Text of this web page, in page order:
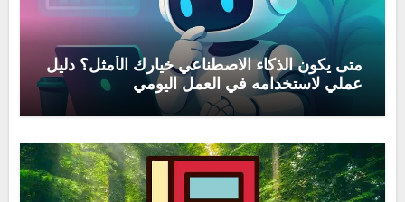
متى يكون الذكاء الاصطناعي خيارك الأمثل؟ دليل
عملي لاستخدامه في العمل اليومي